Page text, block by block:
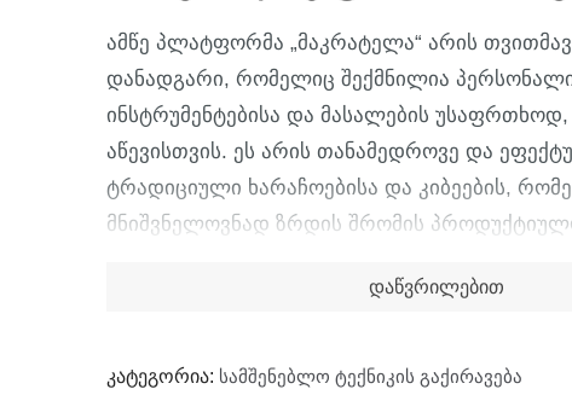
ამწე პლატფორმა „მაკრატელა“ არის
დანადგარი, რომელიც შექმნილია
ინსტრუმენტებისა და მასალების
აწევისთვის. ეს არის თანამედროვე და
ტრადიციული ხარაჩოებისა და კიბეების,
მნიშვნელოვნად ზრდის შრომის
გთავაზობთ როგორც ელექტრო, ისე დიზელის
დანადგარი ნებისმიერი ტიპის სამუშაო
დაწვრილებით
Კატეგორია: Სამშენებლო Ტექნიკის Გაქირავება